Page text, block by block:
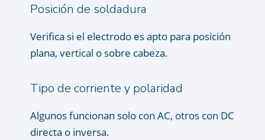
Posición de soldadura
Verifica si el electrodo es apto para posición
plana, vertical o sobre cabeza.
Tipo de corriente y polaridad
Algunos funcionan solo con AC, otros con DC
directa o inversa.